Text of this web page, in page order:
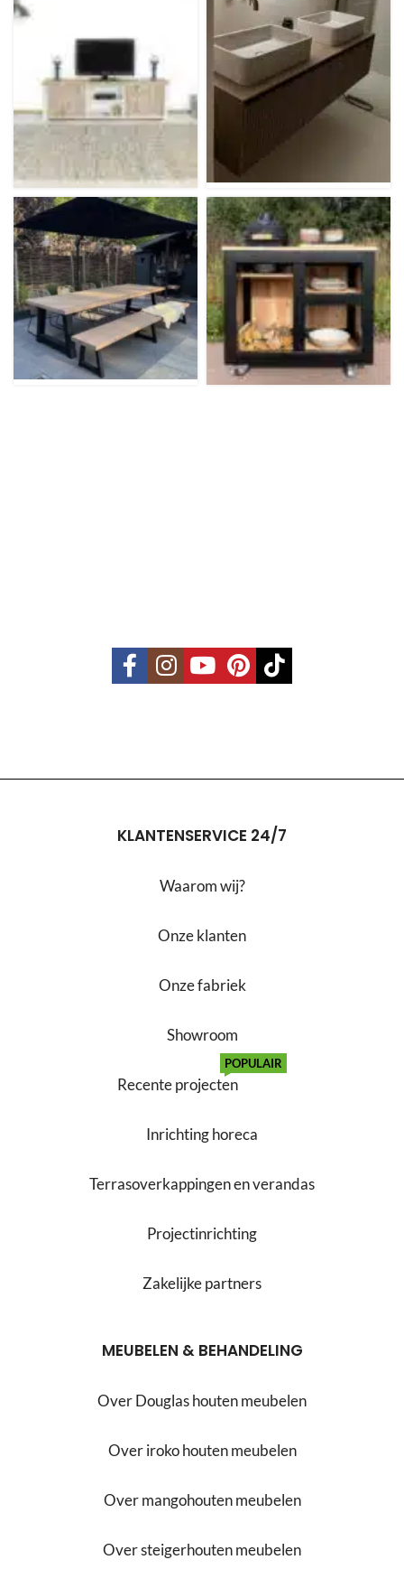
KLANTENSERVICE 24/7
Waarom wij?
Onze klanten
Onze fabriek
Showroom
Recente projecten
POPULAIR
Inrichting horeca
Terrasoverkappingen en verandas
Projectinrichting
Zakelijke partners
MEUBELEN & BEHANDELING
Over Douglas houten meubelen
Over iroko houten meubelen
Over mangohouten meubelen
Over steigerhouten meubelen